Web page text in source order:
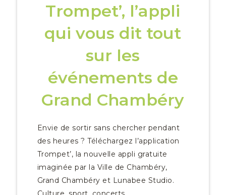
Trompet’, l’appli
qui vous dit tout
sur les
événements de
Grand Chambéry
Envie de sortir sans chercher pendant
des heures ? Téléchargez l’application
Trompet’, la nouvelle appli gratuite
imaginée par la Ville de Chambéry,
Grand Chambéry et Lunabee Studio.